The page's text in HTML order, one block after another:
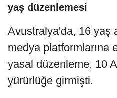
yaş düzenlemesi
Avustralya'da, 16 yaş
medya platformlarına
yasal düzenleme, 10
yürürlüğe girmişti.